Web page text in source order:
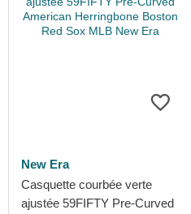
New Era
Casquette courbée verte
ajustée 59FIFTY Pre-Curved